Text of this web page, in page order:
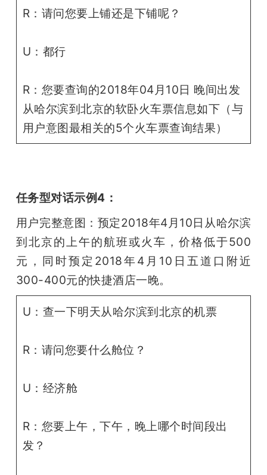
R：请问您要上铺还是下铺呢？
U：都行
R：您要查询的2018年04月10日 晚间出发
从哈尔滨到北京的软卧火车票信息如下（与
用户意图最相关的5个火车票查询结果）
任务型对话示例4：
用户完整意图：预定2018年4月10日从哈尔滨
到北京的上午的航班或火车，价格低于500
元，同时预定2018年4月10日五道口附近
300-400元的快捷酒店一晚。
U：查一下明天从哈尔滨到北京的机票
R：请问您要什么舱位？
U：经济舱
R：您要上午，下午，晚上哪个时间段出
发？